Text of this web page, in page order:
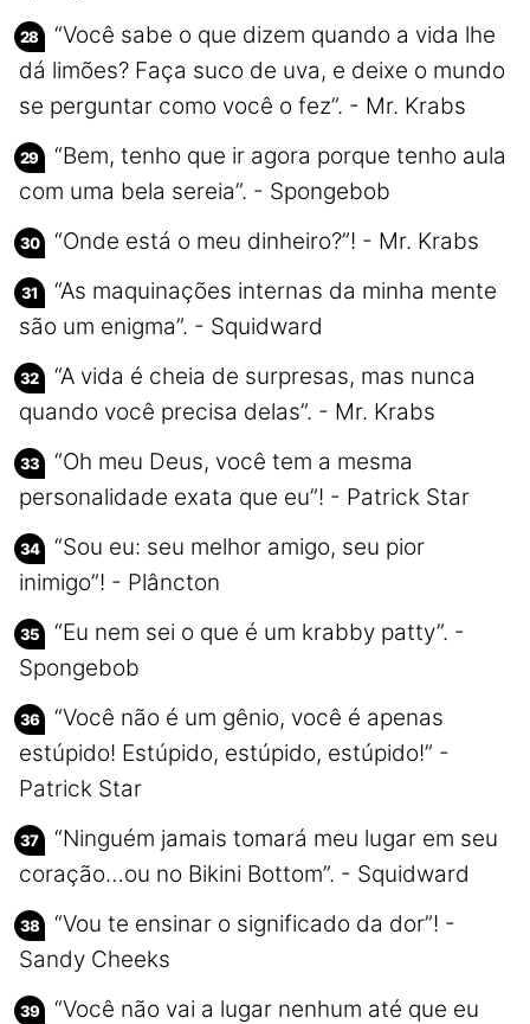
“Você sabe o que dizem quando a vida lhe
dá limões? Faça suco de uva, e deixe o mundo
se perguntar como você o fez”. - Mr. Krabs
“Bem, tenho que ir agora porque tenho aula
com uma bela sereia”. - Spongebob
“Onde está o meu dinheiro?”! - Mr. Krabs
“As maquinações internas da minha mente
são um enigma”. - Squidward
“A vida é cheia de surpresas, mas nunca
quando você precisa delas”. - Mr. Krabs
“Oh meu Deus, você tem a mesma
personalidade exata que eu”! - Patrick Star
“Sou eu: seu melhor amigo, seu pior
inimigo”! - Plâncton
“Eu nem sei o que é um krabby patty”. -
Spongebob
“Você não é um gênio, você é apenas
estúpido! Estúpido, estúpido, estúpido!” -
Patrick Star
“Ninguém jamais tomará meu lugar em seu
coração…ou no Bikini Bottom”. - Squidward
“Vou te ensinar o significado da dor”! -
Sandy Cheeks
“Você não vai a lugar nenhum até que eu